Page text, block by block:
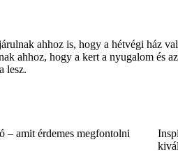
ahhoz is, hogy a hétvégi ház
ahhoz, hogy a kert a nyugalom és
lesz.
– amit érdemes megfontolni